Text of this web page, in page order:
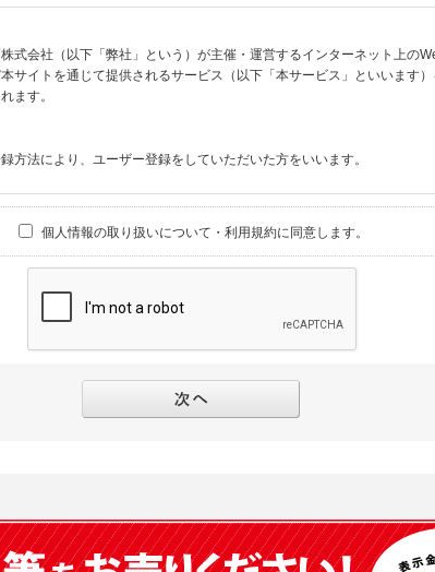
月日、性別、住所、電話番号、メールアドレス、パスワード
ム、プロフィール画像、希望するメールマガジンの種類
時に当社が取得またはご提供いただく情報】
関わる情報（クレジットカード・銀行口座・電子マネー等の決済時に
、本人確認を行うための本人確認書類（運転免許証、健康保険証、住
のご利用に伴いご登録いただいた、広範囲設定をご希
に関する情報、および画像データとその画像データに含まれる情報
ービス内のクッキー情報
トを利用される場合】
ネットワーキングサービス等の外部サービスとの連携を許可した場合
買取事業および個人・法人の売買仲介業に伴うご案内、契約、申し込み
信、および当社が提供する商品・サービスについてのアンケート実施のた
のフォトシェアリングサービス運営のため
合。なお第三者に提供する場合には原則として、機密保持、再提供の
といたします。
式会社（以下「弊社」という）が主催・運営するインターネット上の
サイトを通じて提供されるサービス（以下「本サービス」といいます
ます。
方法により、ユーザー登録をしていただいた方をいいます。
及び本サービスの利用に関し、弊社及び全てのユーザーに適用されます。
別規定、及び弊社が随時本サイト内に掲示またはユーザーに対し通知
及び追加規定が異なる場合は、個別規定及び追加規定が優先するものとし
諾を得ることなく、本規約を変更できるものとし、ユーザーはこれを承
に掲示またはユーザーに対し通知するものとし、その後にユーザーが本
トの利用に際し、ユーザー本人のユーザーID、パスワード、メールアド
。
って使用がないユーザーIDとこれに伴う個人情報を抹消することができ
個人情報の取り扱いについて・利用規約に同意します。